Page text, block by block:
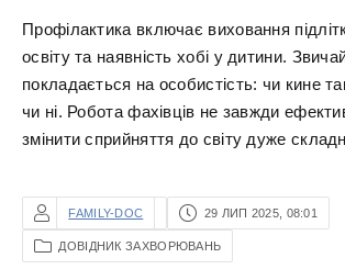
Профілактика включає виховання
освіту та наявність хобі у дитини.
покладається на особистість: чи кине
чи ні. Робота фахівців не завжди
змінити сприйняття до світу дуже
FAMILY-DOC 29 ЛИП 2025, 08:01
ДОВІДНИК ЗАХВОРЮВАНЬ